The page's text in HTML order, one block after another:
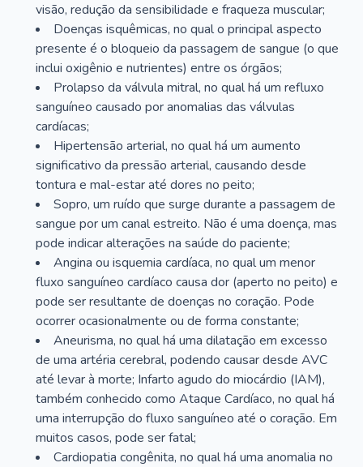
visão, redução da sensibilidade e fraqueza muscular;
Doenças isquêmicas, no qual o principal aspecto
presente é o bloqueio da passagem de sangue (o que
inclui oxigênio e nutrientes) entre os órgãos;
Prolapso da válvula mitral, no qual há um refluxo
sanguíneo causado por anomalias das válvulas
cardíacas;
Hipertensão arterial, no qual há um aumento
significativo da pressão arterial, causando desde
tontura e mal-estar até dores no peito;
Sopro, um ruído que surge durante a passagem de
sangue por um canal estreito. Não é uma doença, mas
pode indicar alterações na saúde do paciente;
Angina ou isquemia cardíaca, no qual um menor
fluxo sanguíneo cardíaco causa dor (aperto no peito) e
pode ser resultante de doenças no coração. Pode
ocorrer ocasionalmente ou de forma constante;
Aneurisma, no qual há uma dilatação em excesso
de uma artéria cerebral, podendo causar desde AVC
até levar à morte; Infarto agudo do miocárdio (IAM),
também conhecido como Ataque Cardíaco, no qual há
uma interrupção do fluxo sanguíneo até o coração. Em
muitos casos, pode ser fatal;
Cardiopatia congênita, no qual há uma anomalia no